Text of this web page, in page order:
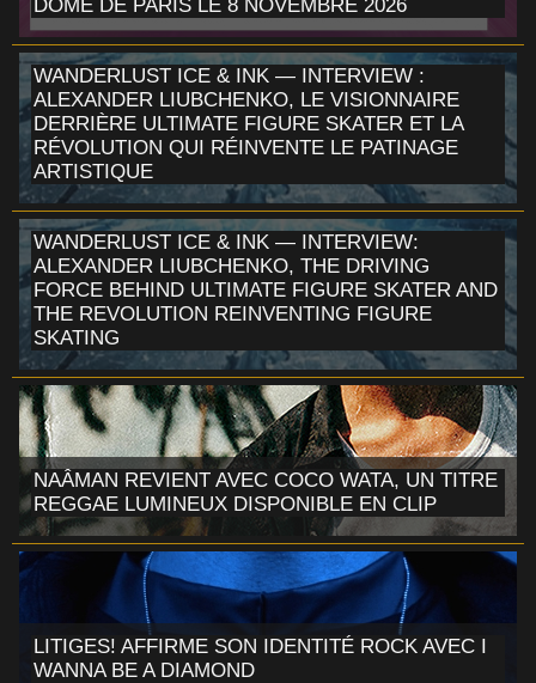
DÔME DE PARIS LE 8 NOVEMBRE 2026
WANDERLUST ICE & INK — INTERVIEW :
ALEXANDER LIUBCHENKO, LE VISIONNAIRE
DERRIÈRE ULTIMATE FIGURE SKATER ET LA
RÉVOLUTION QUI RÉINVENTE LE PATINAGE
ARTISTIQUE
WANDERLUST ICE & INK — INTERVIEW:
ALEXANDER LIUBCHENKO, THE DRIVING
FORCE BEHIND ULTIMATE FIGURE SKATER AND
THE REVOLUTION REINVENTING FIGURE
SKATING
NAÂMAN REVIENT AVEC COCO WATA, UN TITRE
REGGAE LUMINEUX DISPONIBLE EN CLIP
LITIGES! AFFIRME SON IDENTITÉ ROCK AVEC I
WANNA BE A DIAMOND